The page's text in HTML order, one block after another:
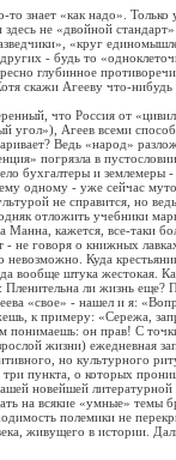
знает «как надо». Только
не «двойной
«круг
- будь то
глубинное
скажи Агееву что-
что Россия от
угол»), Агеев всеми
Ведь «народ»
погрязла в
бухгалтеры и
одному - уже сейчас
не справится, но
отложить учебники
кажется, все-таки
не говоря о книжных
невозможно. Куда
штука жестокая.
ли жизнь еще?
«свое» - нашел и я:
к примеру: «Сережа,
понимаешь: он прав! С
жизни) ежедневная
но культурного
пункта, о которых
новейшей
на всякие «умные» темы
полемики не
живущего в истории.